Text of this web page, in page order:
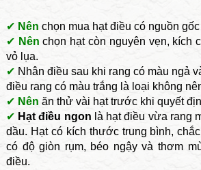
✔ Nên chọn mua hạt điều có nguồn
✔ Nên chọn hạt còn nguyên vẹn, kích
vỏ lụa.
✔ Nhân điều sau khi rang có màu ngả
điều rang có màu trắng là loại không
✔ Nên ăn thử vài hạt trước khi quyết
✔ Hạt điều ngon là hạt điều vừa rang
dầu. Hạt có kích thước trung bình,
có độ giòn rụm, béo ngậy và thơm
điều.